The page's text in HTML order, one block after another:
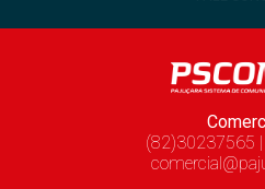
(82)30237565